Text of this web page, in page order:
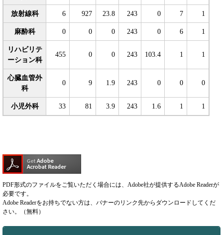
放射線科 6 927 23.8 243 0 7 1
麻酔科 0 0 0 243 0 6 1
リハビリテ
ーション科
455 0 0 243 103.4 1 1
心臓血管外
科
0 9 1.9 243 0 0 0
小児外科 33 81 3.9 243 1.6 1 1
PDF形式のファイルをご覧いただく場合には、Adobe社が提供するAdobe Readerが
必要です。
Adobe Readerをお持ちでない方は、バナーのリンク先からダウンロードしてくだ
さい。（無料）